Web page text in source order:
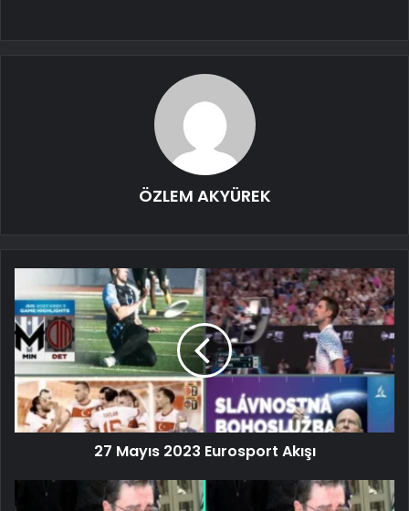
ÖZLEM AKYÜREK
27 Mayıs 2023 Eurosport Akışı